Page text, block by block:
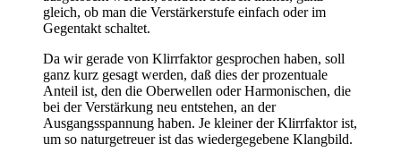
gleich, ob man die Verstärkerstufe einfach oder im
Gegentakt schaltet.
Da wir gerade von Klirrfaktor gesprochen haben, soll
ganz kurz gesagt werden, daß dies der prozentuale
Anteil ist, den die Oberwellen oder Harmonischen, die
bei der Verstärkung neu entstehen, an der
Ausgangsspannung haben. Je kleiner der Klirrfaktor ist,
um so naturgetreuer ist das wiedergegebene Klangbild.